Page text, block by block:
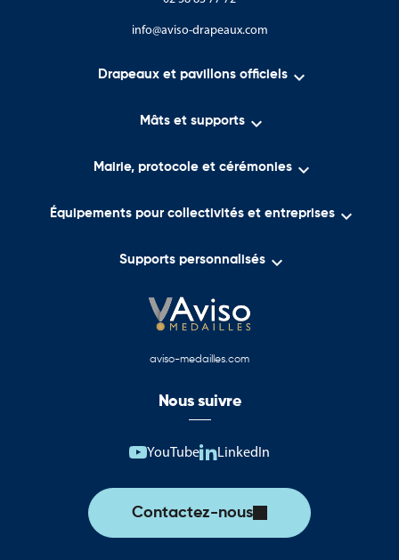
info@aviso-drapeaux.com
Drapeaux et pavillons officiels 
Mâts et supports 
Mairie, protocole et cérémonies 
Équipements pour collectivités et entreprises 
Supports personnalisés 
aviso-medailles.com
Nous suivre
YouTube LinkedIn
Contactez-nous